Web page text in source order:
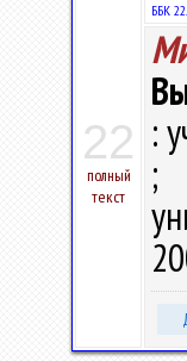
22
полный
текст
ББК
:
;